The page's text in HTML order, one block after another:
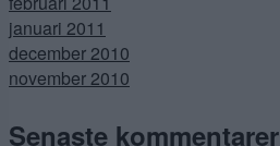
januari 2011
december 2010
november 2010
Senaste kommentarer